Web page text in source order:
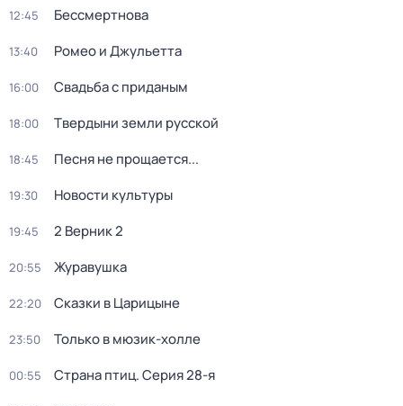
12:45 Бессмертнова
13:40 Ромео и Джульетта
16:00 Свадьба с приданым
18:00 Твердыни земли русской
18:45 Песня не прощается...
19:30 Новости культуры
19:45 2 Верник 2
20:55 Журавушка
22:20 Сказки в Царицыне
23:50 Только в мюзик-холле
00:55 Страна птиц. Серия 28-я